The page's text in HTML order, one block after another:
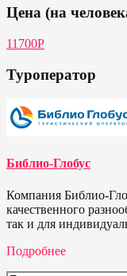
Цена (на
11700Р
Туроператор
Библио-Глобус
Компания Библио-
качественного
так и для
Подробнее